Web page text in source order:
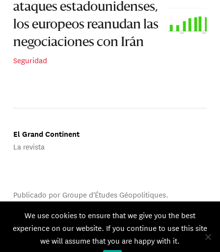
ataques estadounidenses,
los europeos reanudan las
negociaciones con Irán
Seguridad
El Grand Continent
La revista
Publicado por Groupe d'Études Géopolitiques.
© 2026 GEG. Todos los derechos reservados.
We use cookies to ensure that we give you the best
experience on our website. If you continue to use this site
we will assume that you are happy with it.